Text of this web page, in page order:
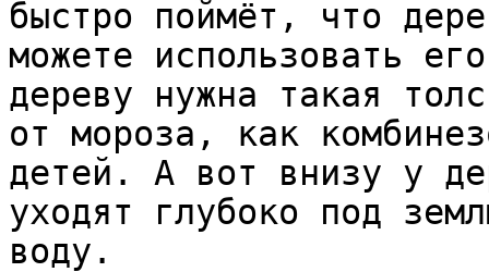
быстро поймёт, что
можете использовать
дереву нужна такая
от мороза, как
детей. А вот внизу у
уходят глубоко под
воду.